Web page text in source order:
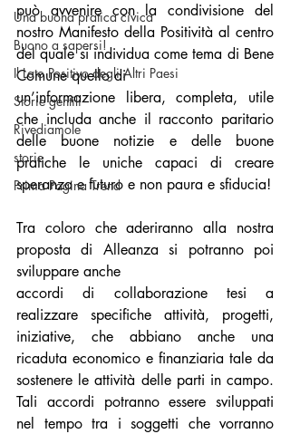
Una buona pratica civica
Buono a sapersi!
Il Lato Positivo degli Altri Paesi
Storie gentili
Rivediamole
storie
Prima Pagina Trend
può avvenire con la condivisione del
nostro Manifesto della Positività al centro
del quale si individua come tema di Bene
Comune quello di
un’informazione libera, completa, utile
che includa anche il racconto paritario
delle buone notizie e delle buone
pratiche le uniche capaci di creare
speranza e futuro e non paura e sfiducia!
Tra coloro che aderiranno alla nostra
proposta di Alleanza si potranno poi
sviluppare anche
accordi di collaborazione tesi a
realizzare specifiche attività, progetti,
iniziative, che abbiano anche una
ricaduta economico e finanziaria tale da
sostenere le attività delle parti in campo.
Tali accordi potranno essere sviluppati
nel tempo tra i soggetti che vorranno